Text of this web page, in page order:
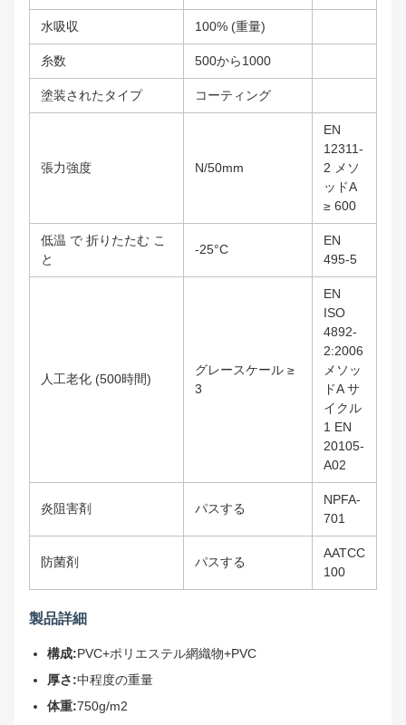
水吸収 100% (重量)
糸数 500から1000
塗装されたタイプ コーティング
張力強度 N/50mm
EN
12311-
2 メソ
ッドA
≥ 600
低温 で 折りたたむ こ
と
-25°C
EN
495-5
人工老化 (500時間)
グレースケール ≥
3
EN
ISO
4892-
2:2006
メソッ
ドA サ
イクル
1 EN
20105-
A02
炎阻害剤 パスする
NPFA-
701
防菌剤 パスする
AATCC
100
製品詳細
構成:PVC+ポリエステル網織物+PVC
厚さ:中程度の重量
体重:750g/m2